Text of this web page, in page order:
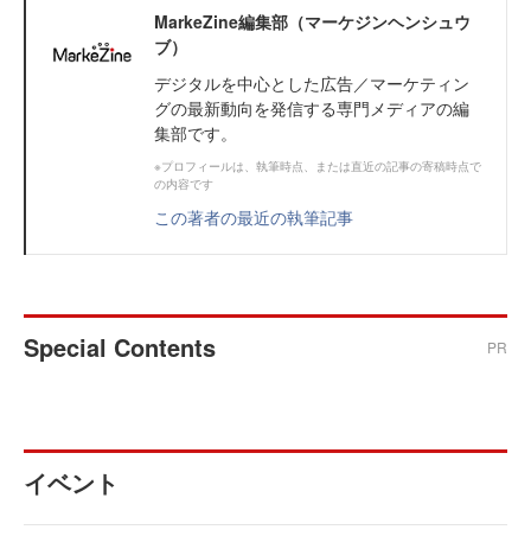
MarkeZine編集部（マーケジンヘンシュウ
ブ）
デジタルを中心とした広告／マーケティン
グの最新動向を発信する専門メディアの編
集部です。
※プロフィールは、執筆時点、または直近の記事の寄稿時点で
の内容です
この著者の最近の執筆記事
Special Contents PR
イベント